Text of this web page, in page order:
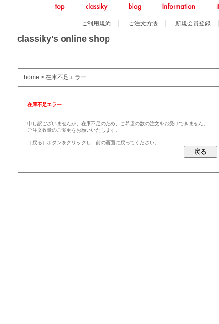
ご利用規約 ご注文方法 新規会員登録
classiky's online shop
home > 在庫不足エラー
在庫不足エラー
申し訳ございませんが、在庫不足のため、ご希望の数の注文をお受けできません。
ご注文数量のご変更をお願いいたします。
［戻る］ボタンをクリックし、前の画面に戻ってください。